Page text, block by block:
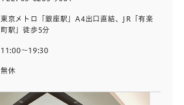
東京メトロ「銀座駅」A4出口直結、JR「有楽
町駅」徒歩5分
11:00～19:30
無休